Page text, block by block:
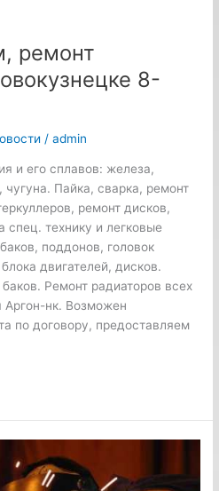
ремонт
8-
/admin
и его сплавов: железа,
Пайка, сварка, ремонт
ремонт дисков,
спец. технику и легковые
поддонов, головок
двигателей, дисков.
Ремонт радиаторов всех
Аргон-нк. Возможен
по договору, предоставляем